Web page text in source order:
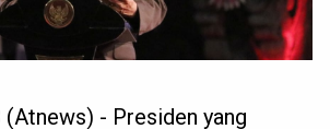
(Atnews) - Presiden yang